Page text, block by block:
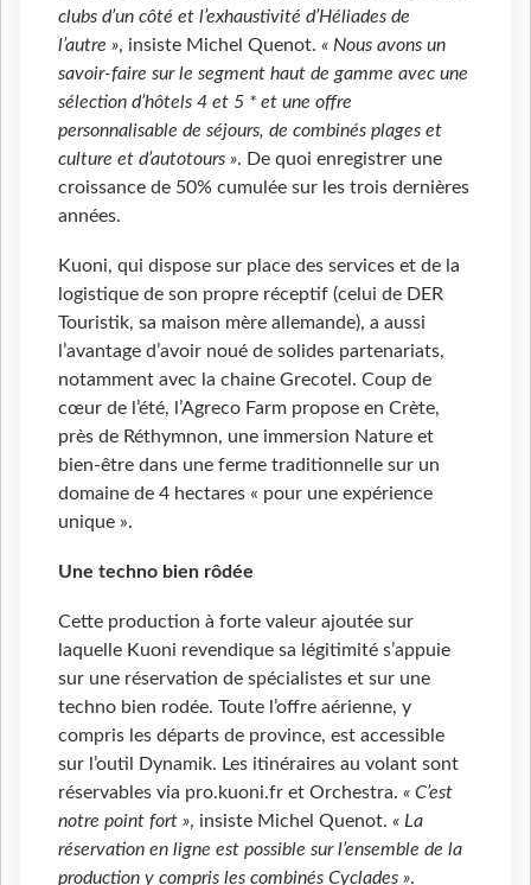
clubs d’un côté et l’exhaustivité d’Héliades de
l’autre », insiste Michel Quenot. « Nous avons un
savoir-faire sur le segment haut de gamme avec une
sélection d’hôtels 4 et 5 * et une offre
personnalisable de séjours, de combinés plages et
culture et d’autotours ». De quoi enregistrer une
croissance de 50% cumulée sur les trois dernières
années.
Kuoni, qui dispose sur place des services et de la
logistique de son propre réceptif (celui de DER
Touristik, sa maison mère allemande), a aussi
l’avantage d’avoir noué de solides partenariats,
notamment avec la chaine Grecotel. Coup de
cœur de l’été, l’Agreco Farm propose en Crète,
près de Réthymnon, une immersion Nature et
bien-être dans une ferme traditionnelle sur un
domaine de 4 hectares « pour une expérience
unique ».
Une techno bien rôdée
Cette production à forte valeur ajoutée sur
laquelle Kuoni revendique sa légitimité s’appuie
sur une réservation de spécialistes et sur une
techno bien rodée. Toute l’offre aérienne, y
compris les départs de province, est accessible
sur l’outil Dynamik. Les itinéraires au volant sont
réservables via pro.kuoni.fr et Orchestra. « C’est
notre point fort », insiste Michel Quenot. « La
réservation en ligne est possible sur l’ensemble de la
production y compris les combinés Cyclades ».